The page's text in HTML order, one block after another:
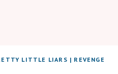
LITTLE LIARS | REVENGE